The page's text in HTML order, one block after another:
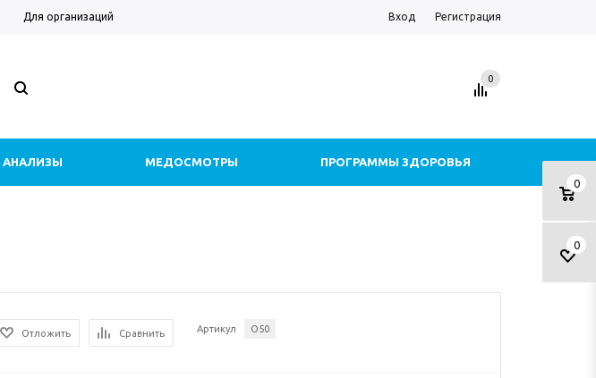
Для организаций Вход Регистрация
0
0
0
АНАЛИЗЫ МЕДОСМОТРЫ ПРОГРАММЫ ЗДОРОВЬЯ
Отложить Сравнить Артикул О50